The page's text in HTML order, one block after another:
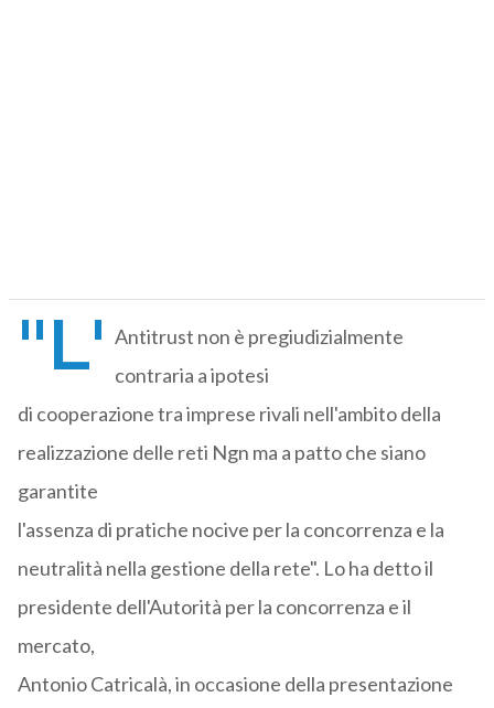
"L' Antitrust non è pregiudizialmente
contraria a ipotesi
di cooperazione tra imprese rivali nell'ambito della
realizzazione delle reti Ngn ma a patto che siano
garantite
l'assenza di pratiche nocive per la concorrenza e la
neutralità nella gestione della rete". Lo ha detto il
presidente dell'Autorità per la concorrenza e il
mercato,
Antonio Catricalà, in occasione della presentazione